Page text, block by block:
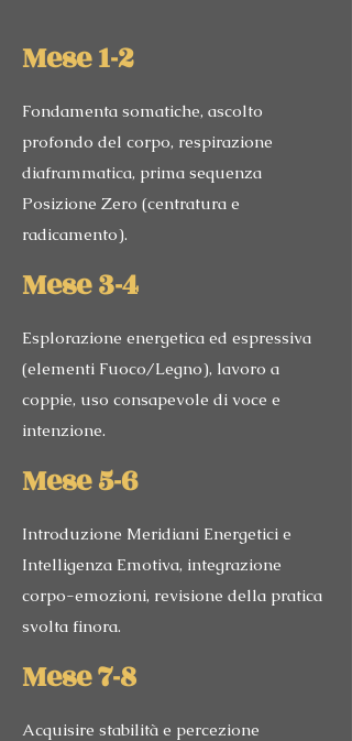
Mese 1-2
Fondamenta somatiche, ascolto
profondo del corpo, respirazione
diaframmatica, prima sequenza
Posizione Zero (centratura e
radicamento).
Mese 3-4
Esplorazione energetica ed espressiva
(elementi Fuoco/Legno), lavoro a
coppie, uso consapevole di voce e
intenzione.
Mese 5-6
Introduzione Meridiani Energetici e
Intelligenza Emotiva, integrazione
corpo-emozioni, revisione della pratica
svolta finora.
Mese 7-8
Acquisire stabilità e percezione